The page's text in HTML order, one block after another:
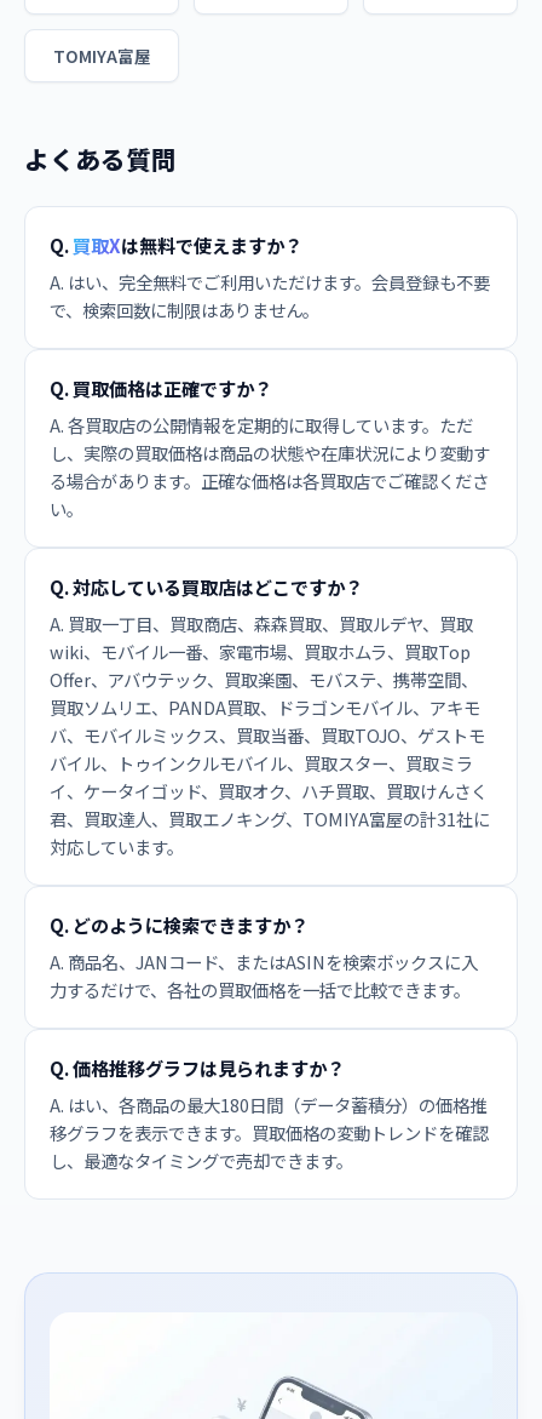
TOMIYA富屋
よくある質問
Q.買取Xは無料で使えますか？
A. はい、完全無料でご利用いただけます。会員登録も不要
で、検索回数に制限はありません。
Q. 買取価格は正確ですか？
A. 各買取店の公開情報を定期的に取得しています。ただ
し、実際の買取価格は商品の状態や在庫状況により変動す
る場合があります。正確な価格は各買取店でご確認くださ
い。
Q. 対応している買取店はどこですか？
A. 買取一丁目、買取商店、森森買取、買取ルデヤ、買取
wiki、モバイル一番、家電市場、買取ホムラ、買取Top
Offer、アバウテック、買取楽園、モバステ、携帯空間、
買取ソムリエ、PANDA買取、ドラゴンモバイル、アキモ
バ、モバイルミックス、買取当番、買取TOJO、ゲストモ
バイル、トゥインクルモバイル、買取スター、買取ミラ
イ、ケータイゴッド、買取オク、ハチ買取、買取けんさく
君、買取達人、買取エノキング、TOMIYA富屋の計31社に
対応しています。
Q. どのように検索できますか？
A. 商品名、JANコード、またはASINを検索ボックスに入
力するだけで、各社の買取価格を一括で比較できます。
Q. 価格推移グラフは見られますか？
A. はい、各商品の最大180日間（データ蓄積分）の価格推
移グラフを表示できます。買取価格の変動トレンドを確認
し、最適なタイミングで売却できます。